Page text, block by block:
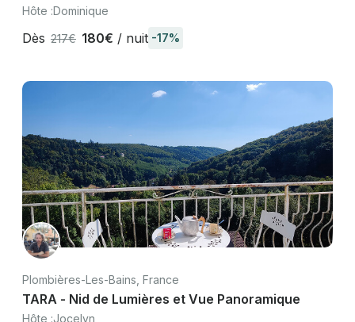
Hohneck, Vosges"
Hôte :Dominique
Dès 217€ 180€ / nuit -17%
Plombières-Les-Bains, France
TARA - Nid de Lumières et Vue Panoramique
Hôte :Jocelyn